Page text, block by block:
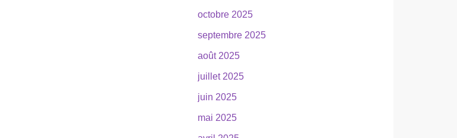
octobre 2025
septembre 2025
août 2025
juillet 2025
juin 2025
mai 2025